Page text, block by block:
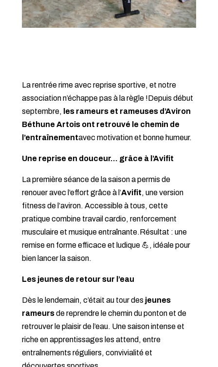
La rentrée rime avec reprise sportive, et notre
association n’échappe pas à la règle !Depuis début
septembre, les rameurs et rameuses d’Aviron
Béthune Artois ont retrouvé le chemin de
l’entraînementavec motivation et bonne humeur.
Une reprise en douceur… grâce à l’Avifit
La première séance de la saison a permis de
renouer avec l’effort grâce à l’Avifit, une version
fitness de l’aviron. Accessible à tous, cette
pratique combine travail cardio, renforcement
musculaire et musique entraînante.Résultat : une
remise en forme efficace et ludique 💪, idéale pour
bien lancer la saison.
Les jeunes de retour sur l’eau
Dès le lendemain, c’était au tour des jeunes
rameursde reprendre le chemin du ponton et de
retrouver le plaisir de l’eau. Une saison intense et
riche en apprentissages les attend, entre
entraînements réguliers, convivialité et